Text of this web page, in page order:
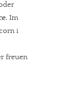
Im
i
freuen